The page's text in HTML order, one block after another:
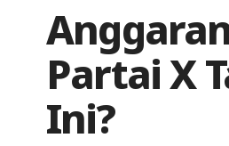
Partai X
Ini?